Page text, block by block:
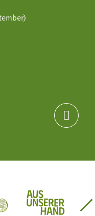

Bäuerinnen lernen -
für die
Aus unserer